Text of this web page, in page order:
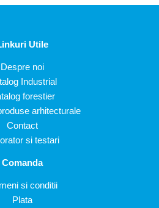
Utile
Despre noi
Industrial
forestier
arhitecturale
Contact
si testari
Comanda
si conditii
Plata